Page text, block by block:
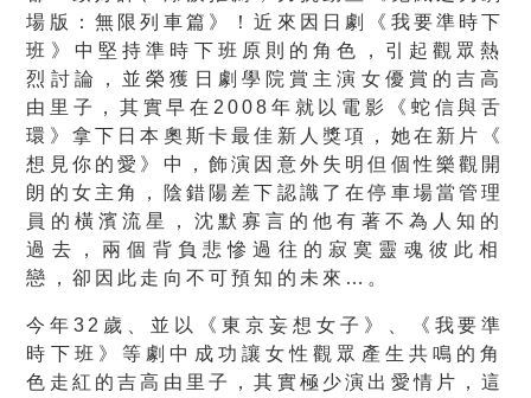
場版：無限列車篇》！近來因日劇《我要準時下
班》 中堅持準時下班原則的角色，引起觀眾熱
烈討論， 並榮獲日劇學院賞主演女優賞的吉高
由里子，其實早在2008年就 以電影《蛇信與舌
環》拿下日本奧斯卡最佳新人獎項，她在新片《
想見你的愛》中，飾演因意外失明但個性樂觀開
朗的女主角，
陰錯陽差下認識了在停車場當管理
員的橫濱流星， 沈默寡言的他有著不為人知的
過去， 兩個背負悲慘過往的寂寞靈魂彼此相
戀，卻因此走向不可預知的未來 …。
今年32歲、並以《東京妄想女子》、《我要準
時下班》等劇中成功讓女性觀眾產生共鳴的角
色走紅的吉高由里子，其實極少演出愛情片，這